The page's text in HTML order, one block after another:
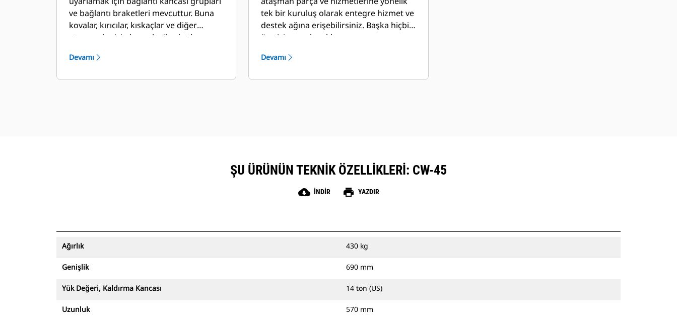
ve bağlantı braketleri mevcuttur. Buna
kovalar, kırıcılar, kıskaçlar ve diğer
ataşmanlar için kancalar/braketler
Devamı
tek bir kuruluş olarak entegre hizmet ve
destek ağına erişebilirsiniz. Başka hiçbir
üretici aynı olanakları sunamaz.
Devamı
ŞU ÜRÜNÜN TEKNIK ÖZELLIKLERI: CW-45
cloud_download İNDIR print YAZDIR
Ağırlık 430 kg
Genişlik 690 mm
Yük Değeri, Kaldırma Kancası 14 ton (US)
Uzunluk 570 mm